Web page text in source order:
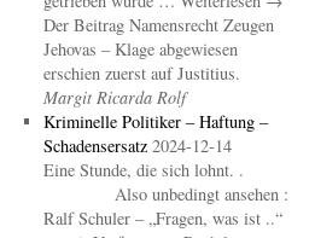
Der Beitrag Namensrecht Zeugen
Jehovas – Klage abgewiesen
erschien zuerst auf Justitius.
Margit Ricarda Rolf
Kriminelle Politiker – Haftung –
Schadensersatz 2024-12-14
Eine Stunde, die sich lohnt. .
Also unbedingt ansehen :
Ralf Schuler – „Fragen, was ist ..“